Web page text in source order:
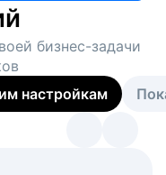
бизнес-задачи
настройкам